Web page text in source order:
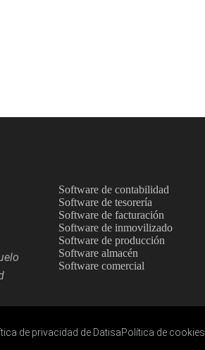
Software de contabilidad
Software de tesorería
Software de facturación
Software de inmovilizado
Software de producción
Software almacén
Software comercial
de privacidad de DatisaPolítica de cookies